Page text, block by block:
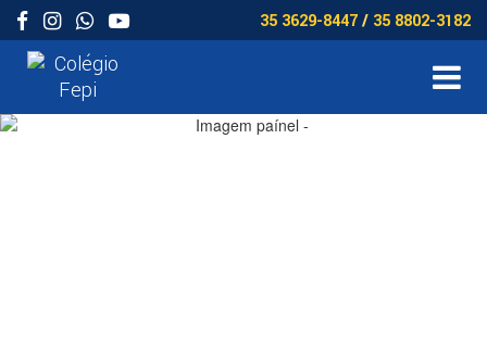
35 3629-8447/ 35 8802-3182